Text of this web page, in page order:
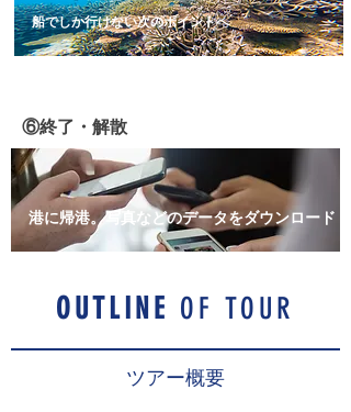
船でしか行けない次のポイントへ
⑥終了・解散
港に帰港。写真などのデータをダウンロード
OUTLINE OF TOUR
ツアー概要